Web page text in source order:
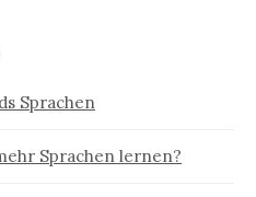
Sprachen
Sprachen lernen?